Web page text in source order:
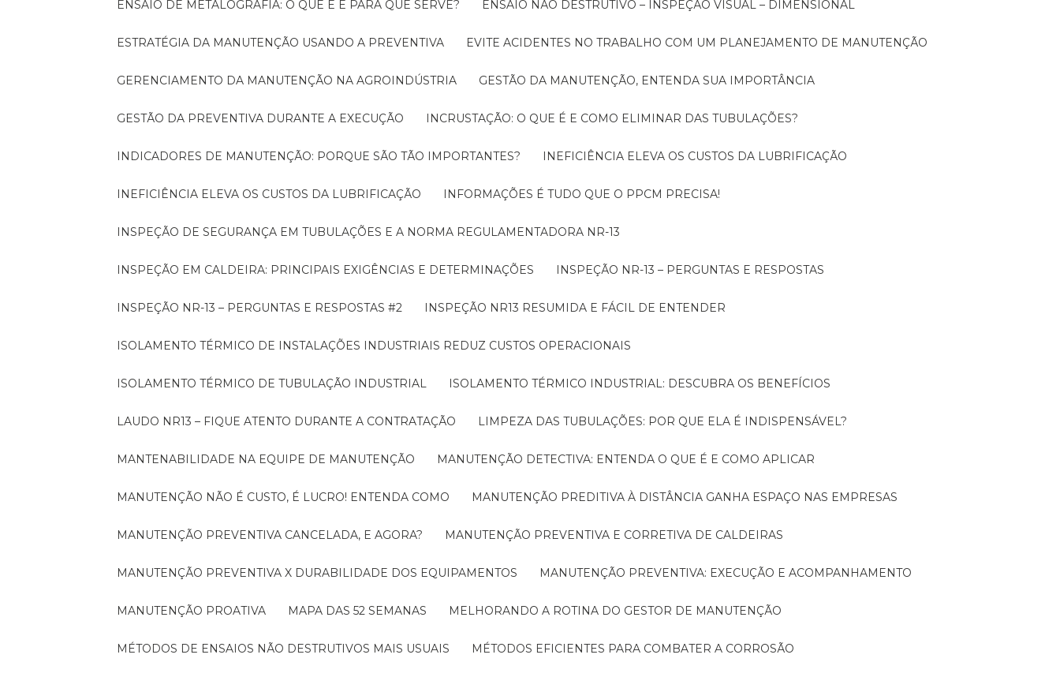
ENSAIO DE METALOGRAFIA: O QUE É E PARA QUE SERVE? ENSAIO NÃO DESTRUTIVO – INSPEÇÃO VISUAL – DIMENSIONAL
ESTRATÉGIA DA MANUTENÇÃO USANDO A PREVENTIVA EVITE ACIDENTES NO TRABALHO COM UM PLANEJAMENTO DE MANUTENÇÃO
GERENCIAMENTO DA MANUTENÇÃO NA AGROINDÚSTRIA GESTÃO DA MANUTENÇÃO, ENTENDA SUA IMPORTÂNCIA
GESTÃO DA PREVENTIVA DURANTE A EXECUÇÃO INCRUSTAÇÃO: O QUE É E COMO ELIMINAR DAS TUBULAÇÕES?
INDICADORES DE MANUTENÇÃO: PORQUE SÃO TÃO IMPORTANTES? INEFICIÊNCIA ELEVA OS CUSTOS DA LUBRIFICAÇÃO
INEFICIÊNCIA ELEVA OS CUSTOS DA LUBRIFICAÇÃO INFORMAÇÕES É TUDO QUE O PPCM PRECISA!
INSPEÇÃO DE SEGURANÇA EM TUBULAÇÕES E A NORMA REGULAMENTADORA NR-13
INSPEÇÃO EM CALDEIRA: PRINCIPAIS EXIGÊNCIAS E DETERMINAÇÕES INSPEÇÃO NR-13 – PERGUNTAS E RESPOSTAS
INSPEÇÃO NR-13 – PERGUNTAS E RESPOSTAS #2 INSPEÇÃO NR13 RESUMIDA E FÁCIL DE ENTENDER
ISOLAMENTO TÉRMICO DE INSTALAÇÕES INDUSTRIAIS REDUZ CUSTOS OPERACIONAIS
ISOLAMENTO TÉRMICO DE TUBULAÇÃO INDUSTRIAL ISOLAMENTO TÉRMICO INDUSTRIAL: DESCUBRA OS BENEFÍCIOS
LAUDO NR13 – FIQUE ATENTO DURANTE A CONTRATAÇÃO LIMPEZA DAS TUBULAÇÕES: POR QUE ELA É INDISPENSÁVEL?
MANTENABILIDADE NA EQUIPE DE MANUTENÇÃO MANUTENÇÃO DETECTIVA: ENTENDA O QUE É E COMO APLICAR
MANUTENÇÃO NÃO É CUSTO, É LUCRO! ENTENDA COMO MANUTENÇÃO PREDITIVA À DISTÂNCIA GANHA ESPAÇO NAS EMPRESAS
MANUTENÇÃO PREVENTIVA CANCELADA, E AGORA? MANUTENÇÃO PREVENTIVA E CORRETIVA DE CALDEIRAS
MANUTENÇÃO PREVENTIVA X DURABILIDADE DOS EQUIPAMENTOS MANUTENÇÃO PREVENTIVA: EXECUÇÃO E ACOMPANHAMENTO
MANUTENÇÃO PROATIVA MAPA DAS 52 SEMANAS MELHORANDO A ROTINA DO GESTOR DE MANUTENÇÃO
MÉTODOS DE ENSAIOS NÃO DESTRUTIVOS MAIS USUAIS MÉTODOS EFICIENTES PARA COMBATER A CORROSÃO